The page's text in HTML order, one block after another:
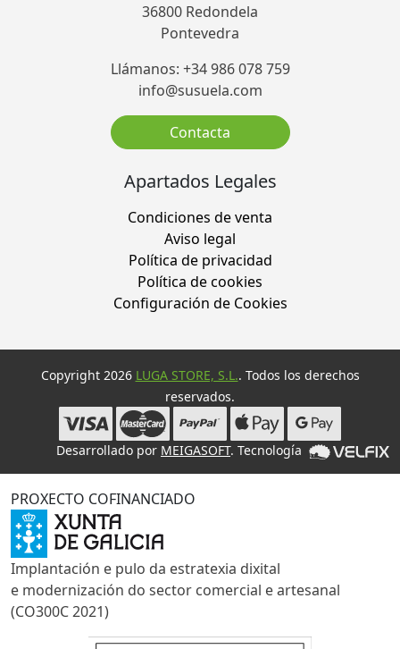
36800 Redondela
Pontevedra
Llámanos: +34 986 078 759
info@susuela.com
Contacta
Apartados Legales
Condiciones de venta
Aviso legal
Política de privacidad
Política de cookies
Configuración de Cookies
Copyright 2026 LUGA STORE, S.L.. Todos los derechos
reservados.
Desarrollado por MEIGASOFT. Tecnología
PROXECTO COFINANCIADO
Implantación e pulo da estratexia dixital
e modernización do sector comercial e artesanal
(CO300C 2021)